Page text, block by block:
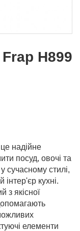
H899
надійне
посуд, овочі та
сучасному стилі,
кухні.
з якісної
елементи